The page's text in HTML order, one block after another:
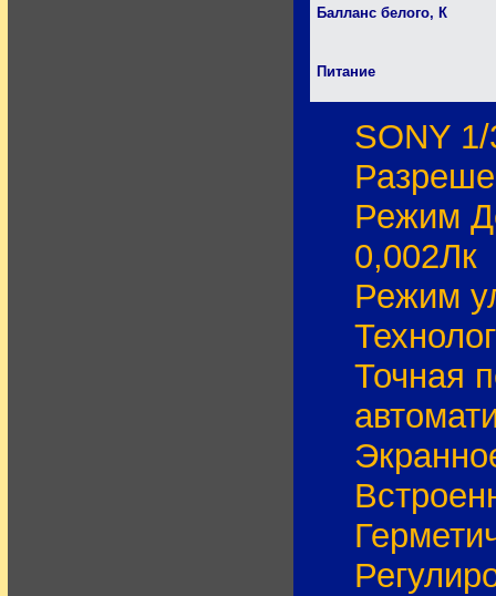
Балланс белого, К
Питание
SONY
Режим
0,002Лк
Режим
Точная